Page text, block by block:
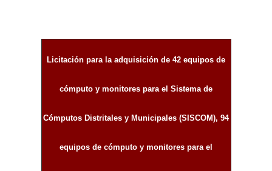
Licitación para la adquisición de 42 equipos de
cómputo y monitores para el Sistema de
Cómputos Distritales y Municipales (SISCOM), 94
equipos de cómputo y monitores para el